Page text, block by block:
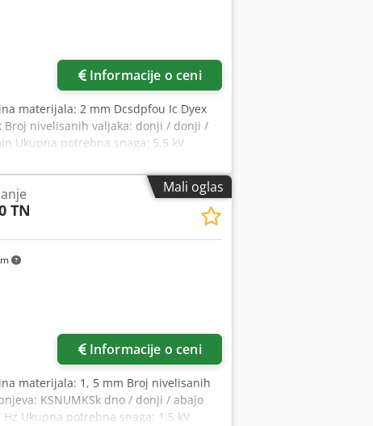
Informacije o ceni
materijala: 2 mm Dcsdpfou Ic Dyex
Broj nivelisanih valjaka: donji / donji /
Ukupna potrebna snaga: 5,5 kV
1.35 m Opis: - Gornji valjci podesiv za
valjak (Ø 35k410mm) Opremu: - Bubanj
/ izlazna ograničenja Ovaj ispravljač
Mali oglas
TN
Informacije o ceni
materijala: 1, 5 mm Broj nivelisanih
KSNUMKSk dno / donji / abajo
Ukupna potrebna snaga: 1,5 kV